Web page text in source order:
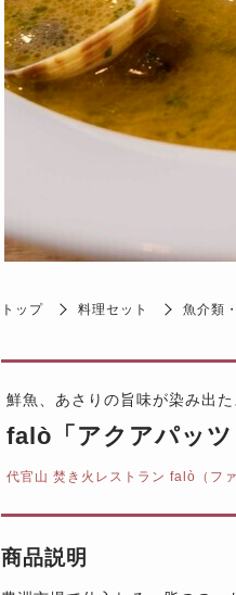
トップ 料理セット 魚介類
鮮魚、あさりの旨味が染み出た
falò「アクアパッ
代官山 焚き火レストラン falò（ファ
商品説明